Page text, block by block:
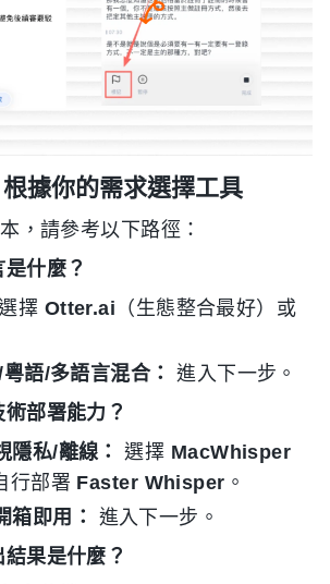
據你的需求選擇工具
，請參考以下路徑：
什麼？
擇 Otter.ai （生態整合最好）或
語/多語言混合：
進入下一步。
部署能力？
隱私/離線：
選擇 MacWhisper
行部署 Faster Whisper 。
箱即用：
進入下一步。
果是什麼？